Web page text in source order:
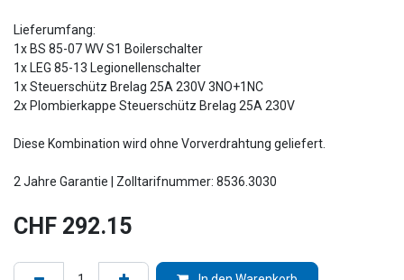
Lieferumfang:
1x BS 85-07 WV S1 Boilerschalter
1x LEG 85-13 Legionellenschalter
1x Steuerschütz Brelag 25A 230V 3NO+1NC
2x Plombierkappe Steuerschütz Brelag 25A 230V
Diese Kombination wird ohne Vorverdrahtung geliefert.
2 Jahre Garantie | Zolltarifnummer: 8536.3030
CHF 292.15